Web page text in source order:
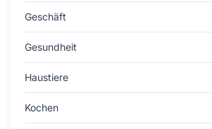
Geschäft
Gesundheit
Haustiere
Kochen